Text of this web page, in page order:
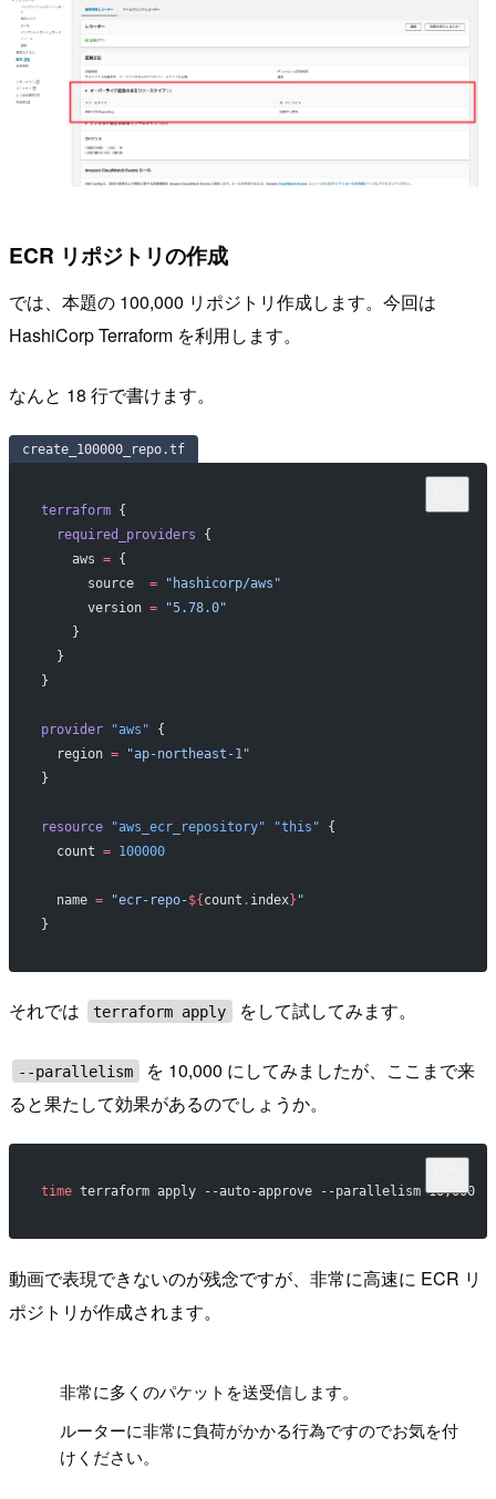
ECR リポジトリの作成
では、本題の 100,000 リポジトリ作成します。今回は
HashiCorp Terraform を利用します。
なんと 18 行で書けます。
create_100000_repo.tf
terraform {
  required_providers
{
    aws
= {
      source
= "hashicorp/aws"
      version
= "5.78.0"
    }
  }
}
provider "aws" {
  region
= "ap-northeast-1"
}
resource "aws_ecr_repository" "this" {
  count
= 100000
  name
= "ecr-repo-${count . index} "
}
それでは terraform apply をして試してみます。
--parallelism
を 10,000 にしてみましたが、ここまで来
ると果たして効果があるのでしょうか。
time terraform apply --auto-approve --parallelism 10,000
動画で表現できないのが残念ですが、非常に高速に ECR リ
ポジトリが作成されます。
非常に多くのパケットを送受信します。
ルーターに非常に負荷がかかる行為ですのでお気を付
けください。